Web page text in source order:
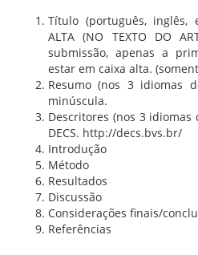
Título (português, inglês,
ALTA (NO TEXTO DO
submissão, apenas a
estar em caixa alta.
Resumo (nos 3 idiomas
minúscula.
Descritores (nos 3
DECS. http://decs.bvs.br/
Introdução
Método
Resultados
Discussão
Considerações finais/
Referências